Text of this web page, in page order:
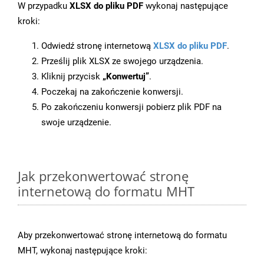
W przypadku XLSX do pliku PDF wykonaj następujące
kroki:
Odwiedź stronę internetową XLSX do pliku PDF.
Prześlij plik XLSX ze swojego urządzenia.
Kliknij przycisk „Konwertuj”.
Poczekaj na zakończenie konwersji.
Po zakończeniu konwersji pobierz plik PDF na
swoje urządzenie.
Jak przekonwertować stronę
internetową do formatu MHT
Aby przekonwertować stronę internetową do formatu
MHT, wykonaj następujące kroki: